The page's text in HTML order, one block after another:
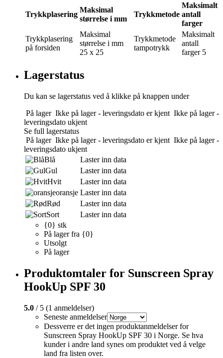
Trykkplasering
Maksimal
størrelse i mm
Trykkmetode
Maksimalt
antall
farger
Trykkplasering
på forsiden
Maksimal
størrelse i mm
25 x 25
Trykkmetode
tampotrykk
Maksimalt
antall
farger 5
Lagerstatus
Du kan se lagerstatus ved å klikke på knappen under
På lager Ikke på lager - leveringsdato er kjent Ikke på lager -
leveringsdato ukjent
Se full lagerstatus
På lager Ikke på lager - leveringsdato er kjent Ikke på lager -
leveringsdato ukjent
Blå
Laster inn data
Gul
Laster inn data
Hvit
Laster inn data
oransje Laster inn data
Rød
Laster inn data
Sort
Laster inn data
{0} stk
På lager fra {0}
Utsolgt
På lager
Produktomtaler for Sunscreen Spray
HookUp SPF 30
5.0 / 5 (1 anmeldelser)
Seneste anmeldelser
Dessverre er det ingen produktanmeldelser for
Sunscreen Spray HookUp SPF 30 i Norge. Se hva
kunder i andre land synes om produktet ved å velge
land fra listen over.